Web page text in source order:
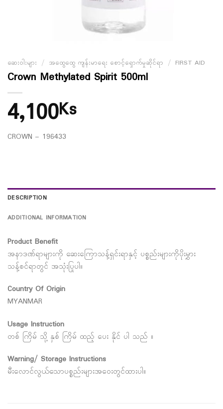
ဆေးဝါးများ / အထွေထွေ ကျန်းမာရေး စောင့်ရှောက်မှုဆိုင်ရာ / FIRST AID
Crown Methylated Spirit 500ml
4,100Ks
CROWN – 196433
DESCRIPTION
ADDITIONAL INFORMATION
Product Benefit
အနာဒဏ်ရာများကို ဆေးကြောသန့်ရှင်းရာနှင့် ပစ္စည်းများကိုပိုးမွှား
သန့်စင်ရာတွင် အသုံးပြုပါ။
Country Of Origin
MYANMAR
Usage Instruction
တစ် ကြိမ် သို့ နှစ် ကြိမ် ထည့် ပေး နိုင် ပါ သည် ။
Warning/ Storage Instructions
မီးလောင်လွယ်သောပစ္စည်းများအဝေးတွင်ထားပါ။